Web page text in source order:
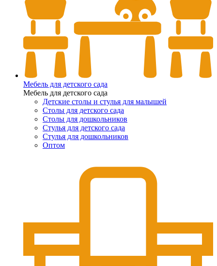
Мебель для детского сада
Мебель для детского сада
Детские столы и стулья для малышей
Столы для детского сада
Столы для дошкольников
Стулья для детского сада
Стулья для дошкольников
Оптом